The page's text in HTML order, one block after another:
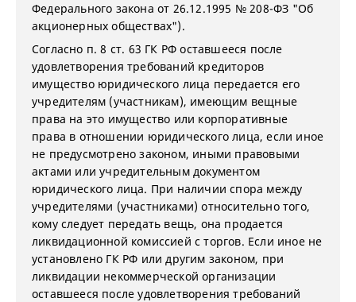
Федерального закона от 26.12.1995 № 208-ФЗ "Об
акционерных обществах").
Согласно п. 8 ст. 63 ГК РФ оставшееся после
удовлетворения требований кредиторов
имущество юридического лица передается его
учредителям (участникам), имеющим вещные
права на это имущество или корпоративные
права в отношении юридического лица, если иное
не предусмотрено законом, иными правовыми
актами или учредительным документом
юридического лица. При наличии спора между
учредителями (участниками) относительно того,
кому следует передать вещь, она продается
ликвидационной комиссией с торгов. Если иное не
установлено ГК РФ или другим законом, при
ликвидации некоммерческой организации
оставшееся после удовлетворения требований